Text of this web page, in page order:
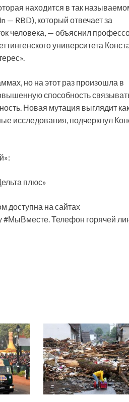
находится в так
RBD), который отвечает за
человека, — объяснил
университета
но на этот раз произошла в
способность
Новая мутация выглядит
исследования, подчеркнул
плюс»
доступна на сайтах
#МыВместе. Телефон горячей